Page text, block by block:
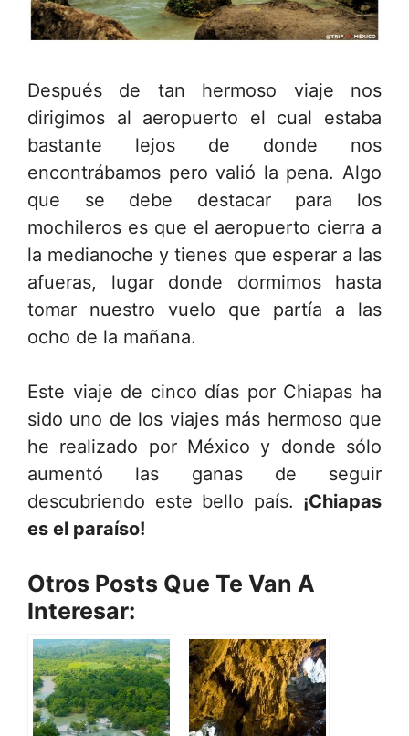
Después de tan hermoso viaje nos
dirigimos al aeropuerto el cual estaba
bastante lejos de donde nos
encontrábamos pero valió la pena. Algo
que se debe destacar para los
mochileros es que el aeropuerto cierra a
la medianoche y tienes que esperar a las
afueras, lugar donde dormimos hasta
tomar nuestro vuelo que partía a las
ocho de la mañana.
Este viaje de cinco días por Chiapas ha
sido uno de los viajes más hermoso que
he realizado por México y donde sólo
aumentó las ganas de seguir
descubriendo este bello país. ¡Chiapas
es el paraíso!
Otros Posts Que Te Van A
Interesar: